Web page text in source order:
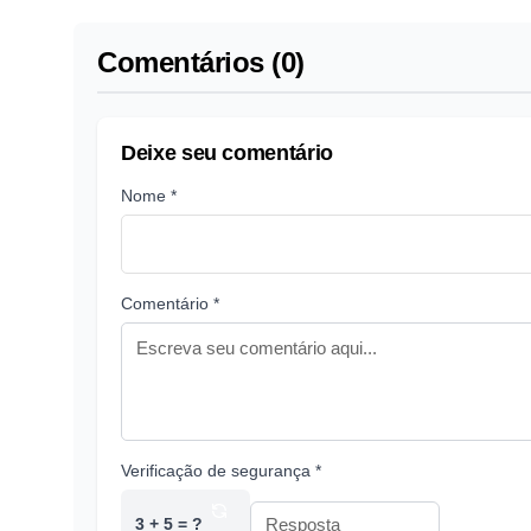
Comentários (0)
Deixe seu comentário
Nome *
Comentário *
Verificação de segurança *
3 + 5 = ?